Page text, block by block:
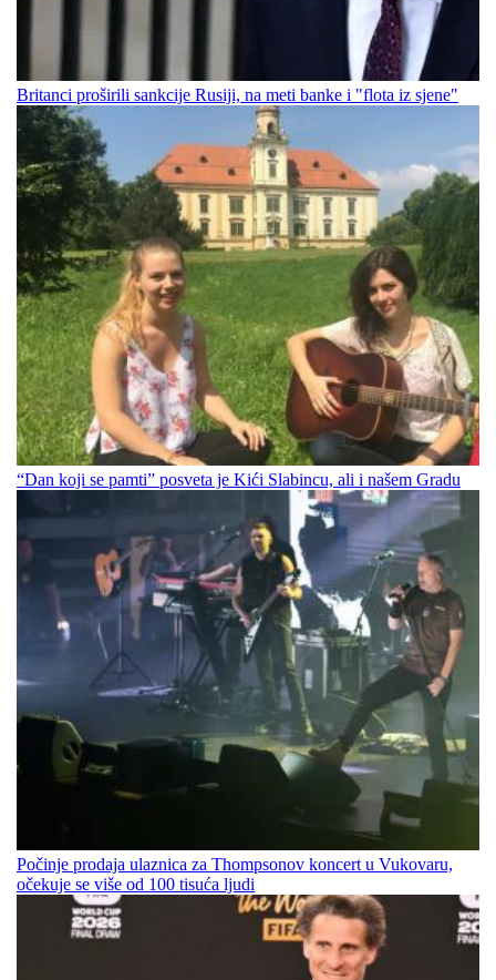
Britanci proširili sankcije Rusiji, na meti banke i "flota iz sjene"
“Dan koji se pamti” posveta je Kići Slabincu, ali i našem Gradu
Počinje prodaja ulaznica za Thompsonov koncert u Vukovaru,
očekuje se više od 100 tisuća ljudi